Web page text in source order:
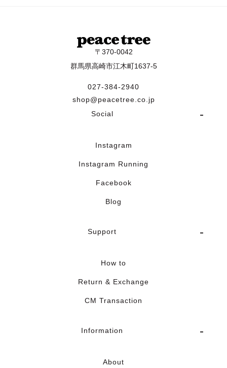
〒370-0042
群馬県高崎市江木町1637-5
027-384-2940
shop@peacetree.co.jp
Social
Instagram
Instagram Running
Facebook
Blog
Support
How to
Return & Exchange
CM Transaction
Information
About